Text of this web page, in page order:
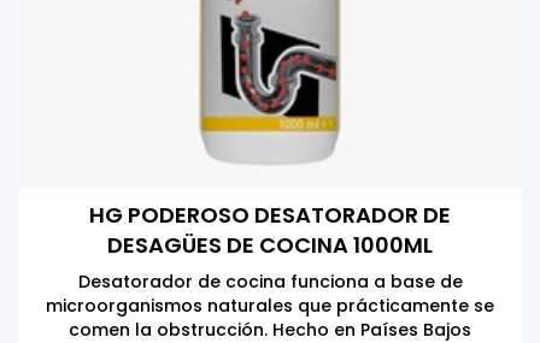
HG PODEROSO DESATORADOR DE
DESAGÜES DE COCINA 1000ML
Desatorador de cocina funciona a base de
microorganismos naturales que prácticamente se
comen la obstrucción. Hecho en Países Bajos